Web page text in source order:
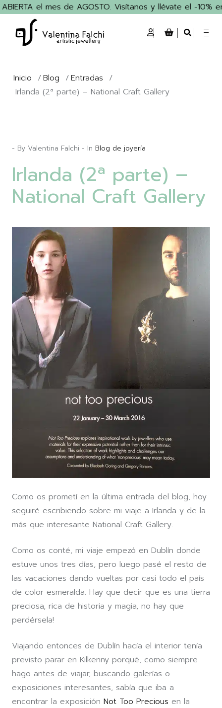
el mes de AGOSTO. Visítanos y llévate el -10%
Inicio /Blog /Entradas /
Irlanda (2ª parte) – National Craft Gallery
- By Valentina Falchi - In Blog de joyería
Irlanda (2ª parte) –
National Craft Gallery
Como os prometí en la última entrada del blog, hoy
seguiré escribiendo sobre mi viaje a Irlanda y de la
más que interesante National Craft Gallery.
Como os conté, mi viaje empezó en Dublín donde
estuve unos tres días, pero luego pasé el resto de
las vacaciones dando vueltas por casi todo el país
de color esmeralda. Hay que decir que es una tierra
preciosa, rica de historia y magia, no hay que
perdérsela!
Viajando entonces de Dublín hacía el interior tenía
previsto parar en Kilkenny porqué, como siempre
hago antes de viajar, buscando galerías o
exposiciones interesantes, sabía que iba a
encontrar la exposición Not Too Precious en la